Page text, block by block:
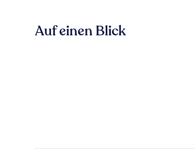
Auf einen Blick